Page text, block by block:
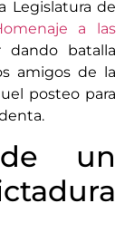
Legislatura de
a las
dando batalla
amigos de la
posteo para
un